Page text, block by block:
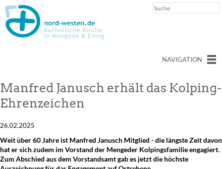
NAVIGATION
Manfred Janusch erhält das Kolping-
Ehrenzeichen
26.02.2025
Weit über 60 Jahre ist Manfred Janusch Mitglied - die längste Zeit davon
hat er sich zudem im Vorstand der Mengeder Kolpingsfamilie engagiert.
Zum Abschied aus dem Vorstandsamt gab es jetzt die höchste